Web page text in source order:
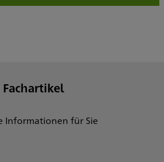
Fachartikel
Informationen für Sie